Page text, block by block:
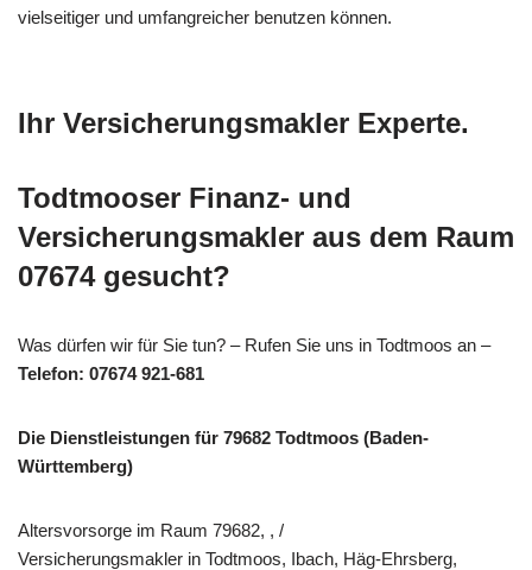
vielseitiger und umfangreicher benutzen können.
Ihr Versicherungsmakler Experte.
Todtmooser Finanz- und
Versicherungsmakler aus dem Raum
07674 gesucht?
Was dürfen wir für Sie tun? – Rufen Sie uns in Todtmoos an –
Telefon: 07674 921-681
Die Dienstleistungen für 79682 Todtmoos (Baden-
Württemberg)
Altersvorsorge im Raum 79682, , /
Versicherungsmakler in Todtmoos, Ibach, Häg-Ehrsberg,